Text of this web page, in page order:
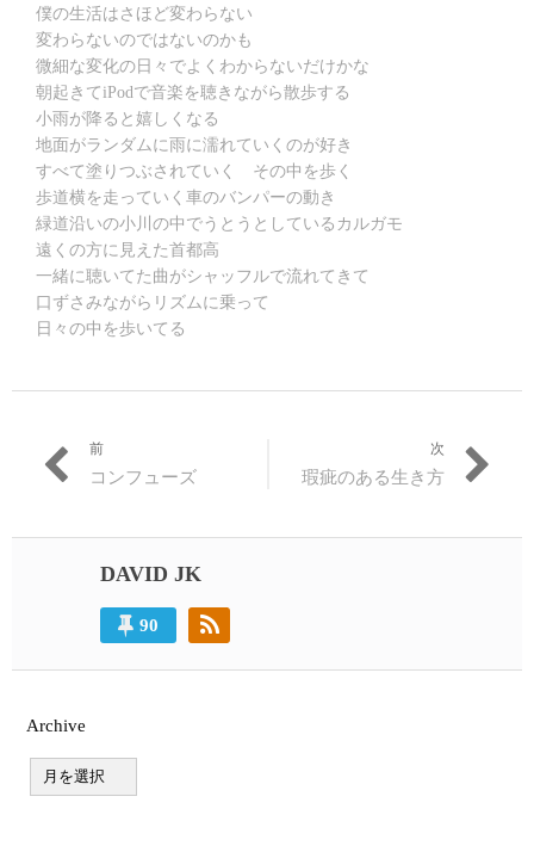
僕の生活はさほど変わらない
変わらないのではないのかも
微細な変化の日々でよくわからないだけかな
朝起きてiPodで音楽を聴きながら散歩する
小雨が降ると嬉しくなる
地面がランダムに雨に濡れていくのが好き
すべて塗りつぶされていく その中を歩く
歩道横を走っていく車のバンパーの動き
緑道沿いの小川の中でうとうとしているカルガモ
遠くの方に見えた首都高
一緒に聴いてた曲がシャッフルで流れてきて
口ずさみながらリズムに乗って
日々の中を歩いてる
投
ナ
シ
ョ
ン
前
過
投
稿:
コンフューズ
次
次
稿:
瑕疵のある生き方
DAVID JK
90
Archive